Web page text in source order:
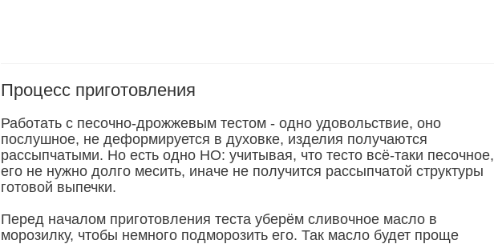
Процесс приготовления
Работать с песочно-дрожжевым тестом - одно удовольствие, оно
послушное, не деформируется в духовке, изделия получаются
рассыпчатыми. Но есть одно НО: учитывая, что тесто всё-таки песочное,
его не нужно долго месить, иначе не получится рассыпчатой структуры
готовой выпечки.
Перед началом приготовления теста уберём сливочное масло в
морозилку, чтобы немного подморозить его. Так масло будет проще